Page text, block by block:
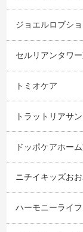
ジョエルロブシ
セルリアンタワ
トミオケア
トラットリアサ
ドッポケアホー
ニチイキッズお
ハーモニーライ